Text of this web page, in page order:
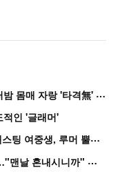
비
비, 성행위 연상 안무로 논란인데..워터밤 몸매 자랑 '타격無' 근황
적인 '글래머'
“
연습생 아닙니다” 싸이 '흠뻑쇼' 즉석 캐스팅 여중생, 루머 뿔났다[Oh!쎈 이...
홍
진영, '임신설' 종결 작정하고 입은 옷…"맨날 혼내시니까" 억울